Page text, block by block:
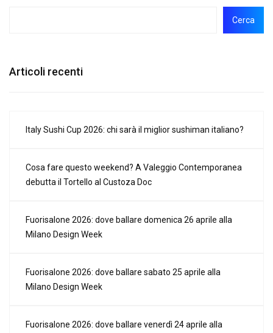
Cerca
Articoli recenti
Italy Sushi Cup 2026: chi sarà il miglior sushiman italiano?
Cosa fare questo weekend? A Valeggio Contemporanea
debutta il Tortello al Custoza Doc
Fuorisalone 2026: dove ballare domenica 26 aprile alla
Milano Design Week
Fuorisalone 2026: dove ballare sabato 25 aprile alla
Milano Design Week
Fuorisalone 2026: dove ballare venerdì 24 aprile alla